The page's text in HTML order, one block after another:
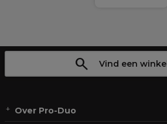
Vind een winkel
Over Pro-Duo